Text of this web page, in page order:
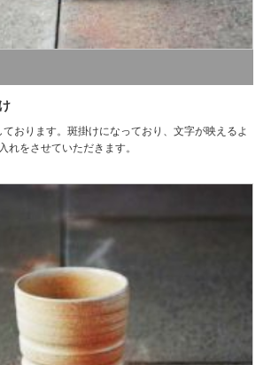
おります。斑掛けになっており、文字が映えるよ
れをさせていただきます。